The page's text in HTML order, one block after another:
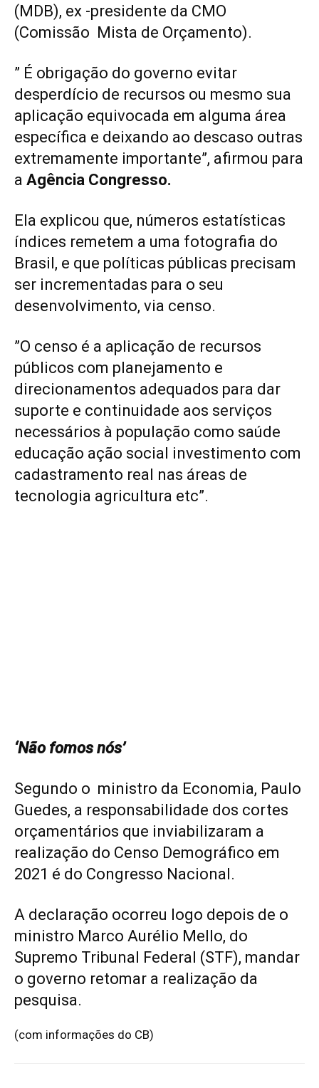
(MDB), ex -presidente da CMO
(Comissão Mista de Orçamento).
” É obrigação do governo evitar
desperdício de recursos ou mesmo sua
aplicação equivocada em alguma área
específica e deixando ao descaso outras
extremamente importante”, afirmou para
a Agência Congresso.
Ela explicou que, números estatísticas
índices remetem a uma fotografia do
Brasil, e que políticas públicas precisam
ser incrementadas para o seu
desenvolvimento, via censo.
”O censo é a aplicação de recursos
públicos com planejamento e
direcionamentos adequados para dar
suporte e continuidade aos serviços
necessários à população como saúde
educação ação social investimento com
cadastramento real nas áreas de
tecnologia agricultura etc”.
‘Não fomos nós’
Segundo o ministro da Economia, Paulo
Guedes, a responsabilidade dos cortes
orçamentários que inviabilizaram a
realização do Censo Demográfico em
2021 é do Congresso Nacional.
A declaração ocorreu logo depois de o
ministro Marco Aurélio Mello, do
Supremo Tribunal Federal (STF), mandar
o governo retomar a realização da
pesquisa.
(com informações do CB)